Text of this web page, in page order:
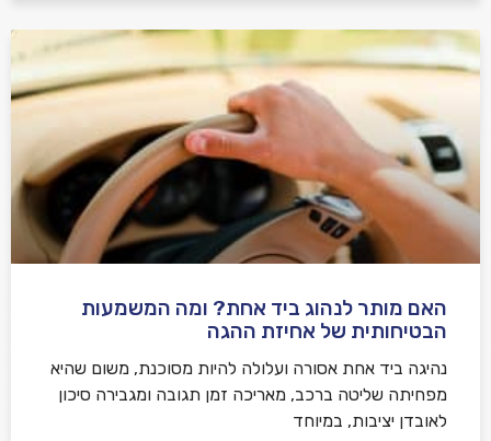
האם מותר לנהוג ביד אחת? ומה המשמעות
הבטיחותית של אחיזת ההגה
נהיגה ביד אחת אסורה ועלולה להיות מסוכנת, משום שהיא
מפחיתה שליטה ברכב, מאריכה זמן תגובה ומגבירה סיכון
לאובדן יציבות, במיוחד